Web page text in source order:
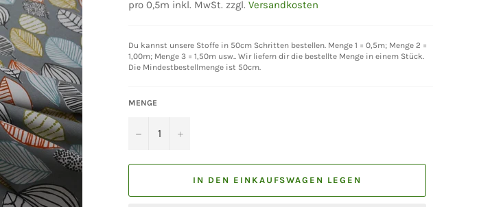
pro 0,5m inkl. MwSt. zzgl. Versandkosten
Du kannst unsere Stoffe in 50cm Schritten bestellen. Menge 1 = 0,5m; Menge 2 =
1,00m; Menge 3 = 1,50m usw.. Wir liefern dir die bestellte Menge in einem Stück.
Die Mindestbestellmenge ist 50cm.
MENGE
− +
IN DEN EINKAUFSWAGEN LEGEN